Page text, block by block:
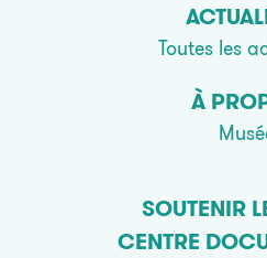
Toutes les
À
SOUTENIR
CENTRE